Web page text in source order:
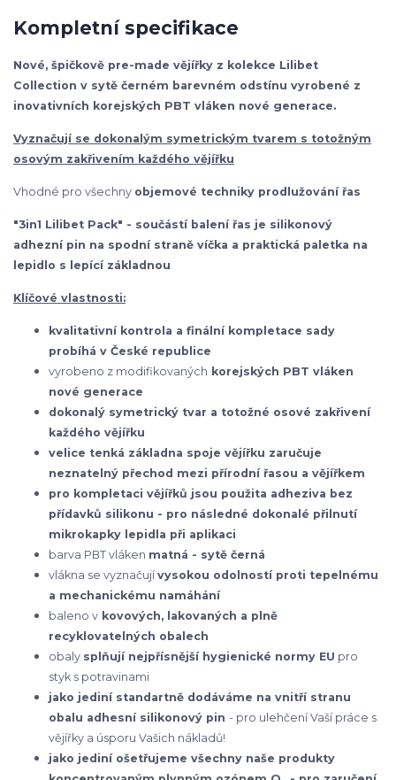
Kompletní specifikace
Nové, špičkově pre-made vějířky z kolekce Lilibet
Collection v sytě černém barevném odstínu vyrobené z
inovativních korejských PBT vláken nové generace.
Vyznačují se dokonalým symetrickým tvarem s totožným
osovým zakřivením každého vějířku
Vhodné pro všechny objemové techniky prodlužování řas
"3in1 Lilibet Pack" - součástí balení řas je silikonový
adhezní pin na spodní straně víčka a praktická paletka na
lepidlo s lepící základnou
Klíčové vlastnosti:
kvalitativní kontrola a finální kompletace sady
probíhá v České republice
vyrobeno z modifikovaných korejských PBT vláken
nové generace
dokonalý symetrický tvar a totožné osové zakřivení
každého vějířku
velice tenká základna spoje vějířku zaručuje
neznatelný přechod mezi přírodní řasou a vějířkem
pro kompletaci vějířků jsou použita adheziva bez
přídavků silikonu - pro následné dokonalé přilnutí
mikrokapky lepidla při aplikaci
barva PBT vláken matná - sytě černá
vlákna se vyznačujívysokou odolností proti tepelnému
a mechanickému namáhání
baleno v kovových, lakovaných a plně
recyklovatelných obalech
obaly splňují nejpřísnější hygienické normy EU pro
styk s potravinami
jako jediní standartně dodáváme na vnitří stranu
obalu adhesní silikonový pin - pro ulehčení Vaší práce s
vějířky a úsporu Vašich nákladů!
jako jediní ošetřujeme všechny naše produkty